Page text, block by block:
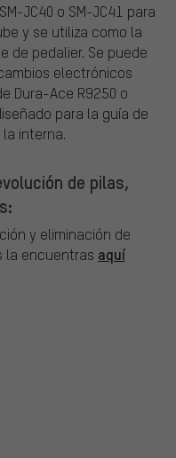
JC40 o SM-JC41 para
y se utiliza como la
de pedalier. Se puede
electrónicos
Dura-Ace R9250 o
para la guía de
interna.
de pilas,
y eliminación de
la encuentras aquí